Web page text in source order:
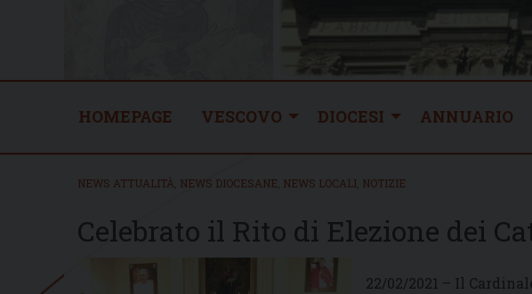
HOMEPAGE VESCOVO DIOCESI ANNUARIO
NEWS ATTUALITÀ NEWS DIOCESANE NEWS LOCALI NOTIZIE
Celebrato il Rito di Elezione dei
22/02/2021 – Il